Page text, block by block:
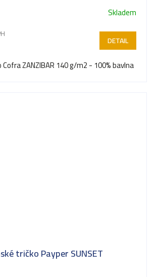
Skladem
DETAIL
ZANZIBAR 140 g/m2 - 100% bavlna
tričko Payper SUNSET